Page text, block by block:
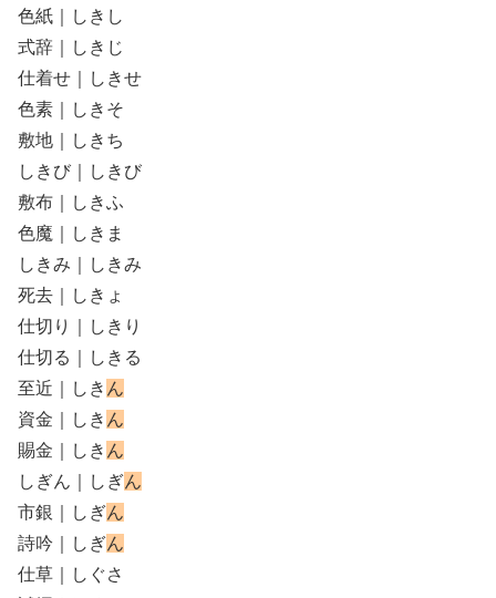
色紙｜しきし
式辞｜しきじ
仕着せ｜しきせ
色素｜しきそ
敷地｜しきち
しきび｜しきび
敷布｜しきふ
色魔｜しきま
しきみ｜しきみ
死去｜しきょ
仕切り｜しきり
仕切る｜しきる
至近｜しき ん
資金｜しき ん
賜金｜しき ん
しぎん｜しぎん
市銀｜しぎん
詩吟｜しぎん
仕草｜しぐさ